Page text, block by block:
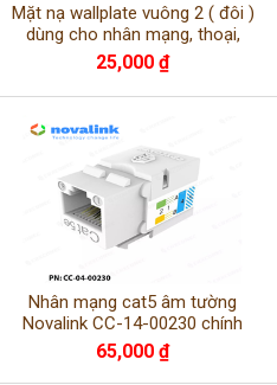
Mặt nạ wallplate vuông 2 ( đôi )
dùng cho nhân mạng, thoại,
HDMI, USB Novalink NV-
22002SW
25,000 ₫
Nhân mạng cat5 âm tường
Novalink CC-14-00230 chính
hãng - Đài Loan
65,000 ₫